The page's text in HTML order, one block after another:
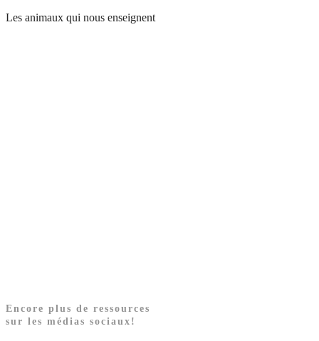
Les animaux qui nous enseignent
Encore plus de ressources
sur les médias sociaux!